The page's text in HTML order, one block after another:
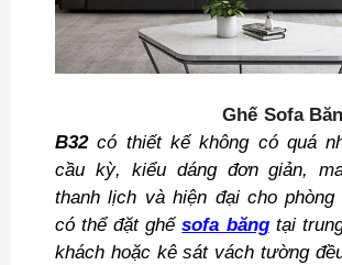
Ghế Sofa Băng
B32có thiết kế không có quá
cầu kỳ, kiểu dáng đơn giản,
thanh lịch và hiện đại cho phòng
có thể đặt ghếsofa băngtại
khách hoặc kê sát vách tường